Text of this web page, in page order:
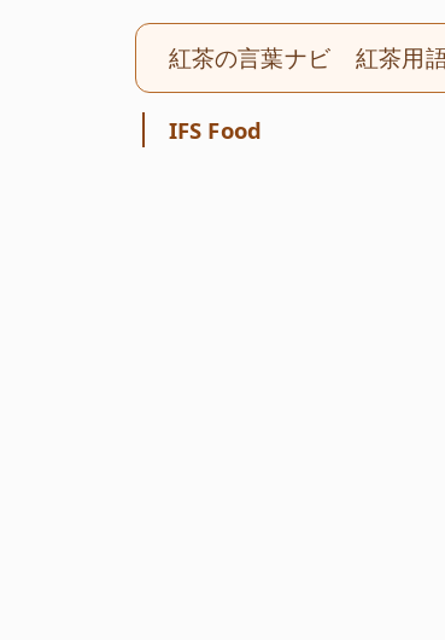
紅茶の言葉ナビ 紅茶用
IFS Food